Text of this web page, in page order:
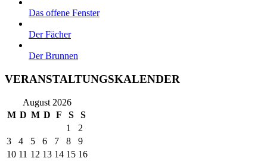
Das offene Fenster
Der Fächer
Der Brunnen
VERANSTALTUNGSKALENDER
August 2026
M D M D F S S
1
2
3
4 5 6 7 8
9
10 11 12 13 14 15 16